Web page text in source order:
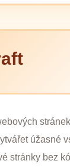
úžasné
stránky bez